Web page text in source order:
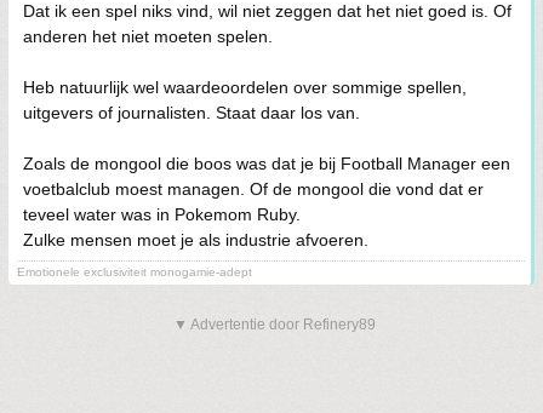
Dat ik een spel niks vind, wil niet zeggen dat het niet goed is. Of
anderen het niet moeten spelen.
Heb natuurlijk wel waardeoordelen over sommige spellen,
uitgevers of journalisten. Staat daar los van.
Zoals de mongool die boos was dat je bij Football Manager een
voetbalclub moest managen. Of de mongool die vond dat er
teveel water was in Pokemom Ruby.
Zulke mensen moet je als industrie afvoeren.
Emotionele exclusiviteit monogamie-adept
▼ Advertentie door Refinery89